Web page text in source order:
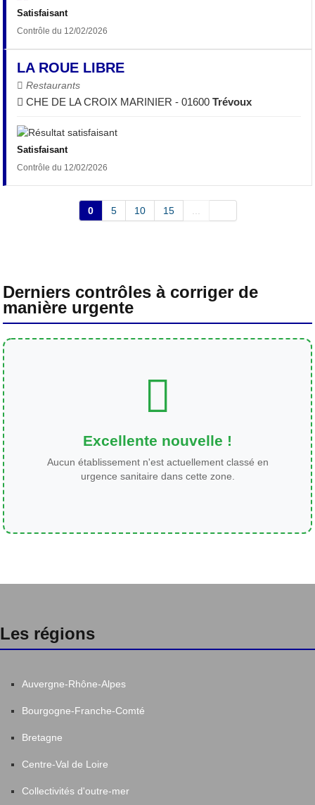
Satisfaisant
Contrôle du 12/02/2026
LA ROUE LIBRE
Restaurants
CHE DE LA CROIX MARINIER - 01600Trévoux
Satisfaisant
Contrôle du 12/02/2026
0 5 10 15
Derniers contrôles à corriger de
manière urgente
Excellente nouvelle !
Aucun établissement n'est actuellement classé en
urgence sanitaire dans cette zone.
Les régions
Auvergne-Rhône-Alpes
Bourgogne-Franche-Comté
Bretagne
Centre-Val de Loire
Collectivités d'outre-mer